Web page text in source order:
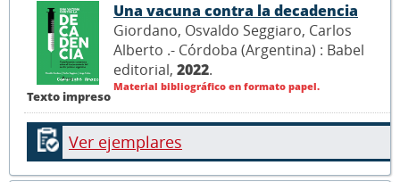
Texto impreso
Una vacuna contra la decadencia
Giordano, Osvaldo Seggiaro, Carlos
Alberto .- Córdoba (Argentina) : Babel
editorial, 2022.
Material bibliográfico en formato papel.
Ver ejemplares